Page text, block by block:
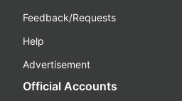
Feedback/Requests
Help
Advertisement
Official Accounts